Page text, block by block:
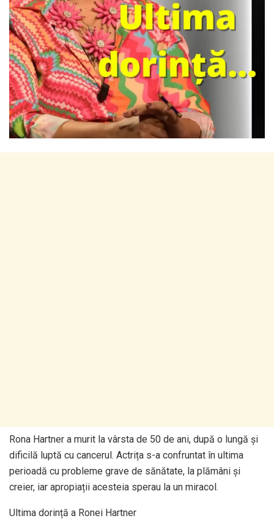
Rona Hartner a murit la vârsta de 50 de ani, după o lungă și
dificilă luptă cu cancerul. Actrița s-a confruntat în ultima
perioadă cu probleme grave de sănătate, la plămâni și
creier, iar apropiații acesteia sperau la un miracol.
Ultima dorință a Ronei Hartner